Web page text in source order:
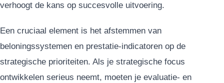
verhoogt de kans op succesvolle uitvoering.
Een cruciaal element is het afstemmen van
beloningssystemen en prestatie-indicatoren op de
strategische prioriteiten. Als je strategische focus
ontwikkelen serieus neemt, moeten je evaluatie- en